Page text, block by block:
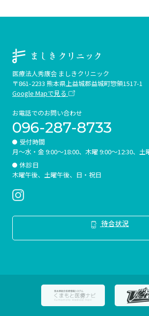
ま
し
き
ク
リ
ニ
ッ
医療法人秀康会 ましきクリニック
〒861-2233 熊本県上益城郡益城町惣領1517-1
Google Mapで見る
お電話でのお問い合わせ
096-287-8733
受付時間
月～水・金 9:00～18:00、 木曜 9:00～12:30、 土
休診日
木曜午後、土曜午後、日・祝日
待合状況